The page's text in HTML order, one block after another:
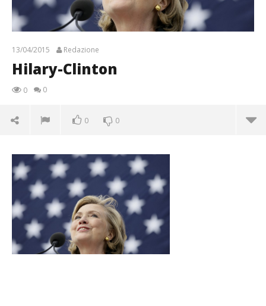
13/04/2015 Redazione
Hilary-Clinton
0 0
0 0
13/04/2015
Redazione